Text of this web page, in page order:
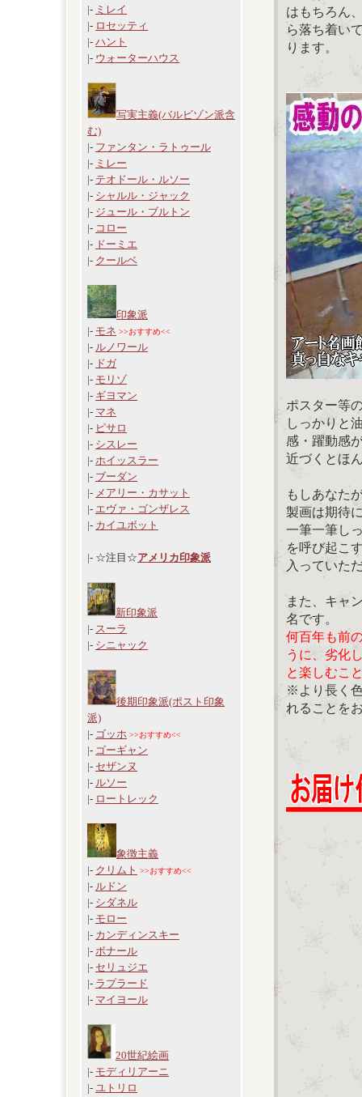
|- ミレイ
|- ロセッティ
|- ハント
|- ウォーターハウス
写実主義(バルビゾン派含
む)
|- ファンタン・ラトゥール
|- ミレー
|- テオドール・ルソー
|- シャルル・ジャック
|- ジュール・ブルトン
|- コロー
|- ドーミエ
|- クールベ
印象派
|- モネ >>おすすめ<<
|- ルノワール
|- ドガ
|- モリゾ
|- ギヨマン
|- マネ
|- ピサロ
|- シスレー
|- ホイッスラー
|- ブーダン
|- メアリー・カサット
|- エヴァ・ゴンザレス
|- カイユボット
|- ☆注目☆アメリカ印象派
新印象派
|- スーラ
|- シニャック
後期印象派(ポスト印象
派)
|- ゴッホ >>おすすめ<<
|- ゴーギャン
|- セザンヌ
|- ルソー
|- ロートレック
象徴主義
|- クリムト >>おすすめ<<
|- ルドン
|- シダネル
|- モロー
|- カンディンスキー
|- ボナール
|- セリュジエ
|- ラプラード
|- マイヨール
20世紀絵画
|- モディリアーニ
|- ユトリロ
はもちろん
ら落ち着い
ります。
ポスター等
しっかりと
感・躍動感
近づくとほ
もしあなた
製画は期待
一筆一筆し
を呼び起こ
入っていた
また、キャ
名です。
何百年も前
うに、劣化
と楽しむこ
※より長く
れることを